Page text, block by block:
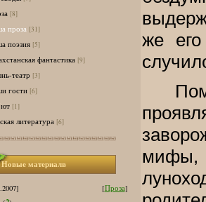
[8]
проза [31]
поэзия [5]
фантастика [9]
театр [3]
гости [6]
[1]
литература [6]
Новые материалв
[Проза]
же
мифы,